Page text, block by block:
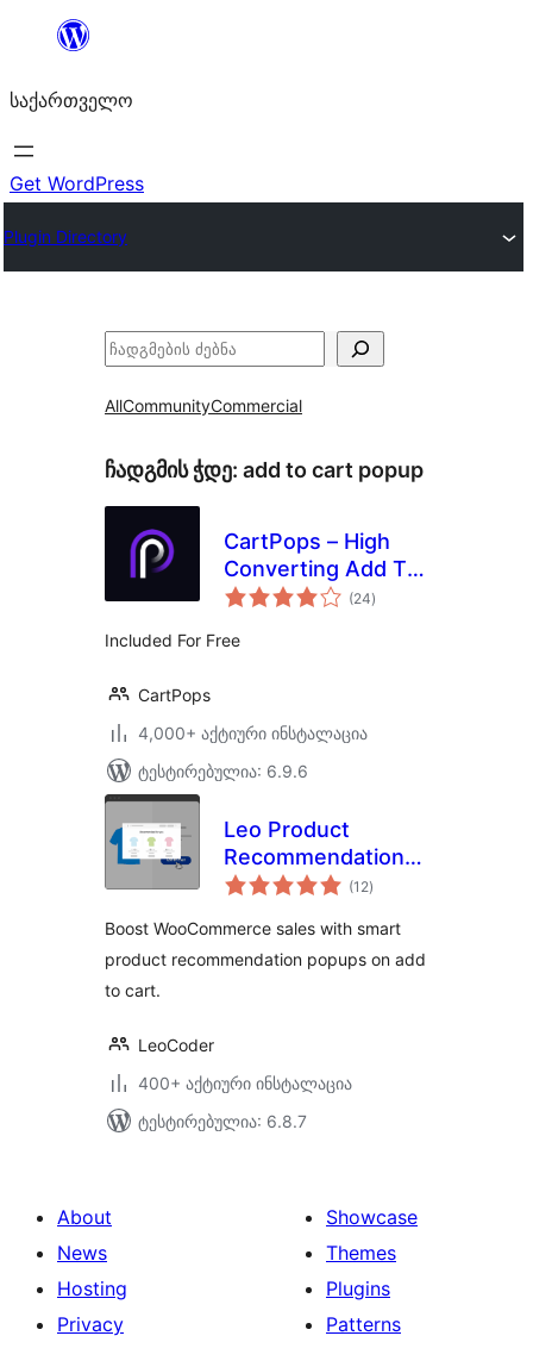
შიგთავსზე
საქართველო
Get WordPress
Plugin Directory
ძებნა
AllCommunityCommercial
ჩადგმის ჭდე: add to cart popup
CartPops – High
Converting Add To
Cart Popup For
(24საერთო
რეიტინგი
)
Included For Free
CartPops
4,000+ აქტიური ინსტალაცია
ტესტირებულია: 6.9.6
Leo Product
Recommendations
for WooCommerce
(12საერთო
რეიტინგი
)
Boost WooCommerce sales with smart
product recommendation popups on add
to cart.
LeoCoder
400+ აქტიური ინსტალაცია
ტესტირებულია: 6.8.7
About
News
Hosting
Privacy
Showcase
Themes
Plugins
Patterns